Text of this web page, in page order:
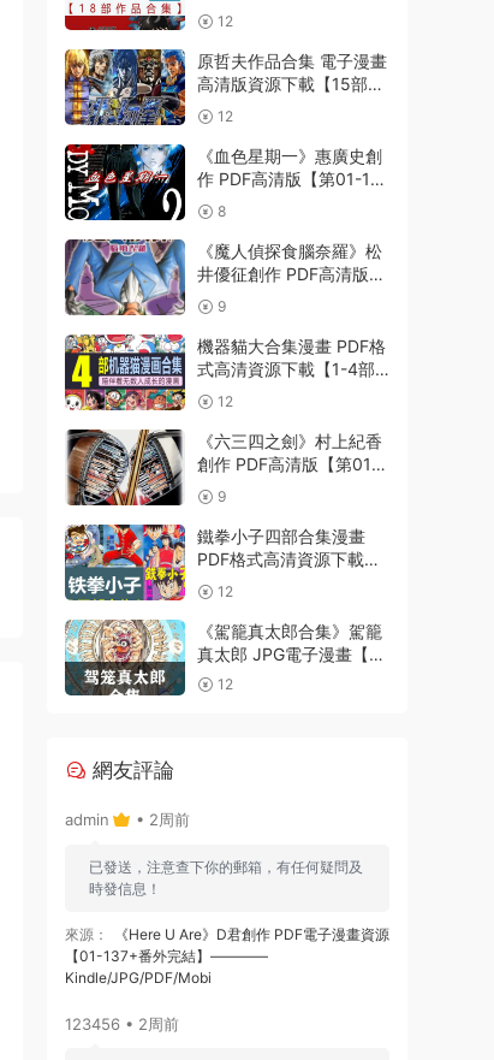
完結】Kindle電子漫畫資
源精品
12
原哲夫作品合集 電子漫畫
高清版資源下載【15部合
集完結】【PDF格式】
【電子版漫畫】
12
《血色星期一》惠廣史創
作 PDF高清版【第01-11
卷完結】
8
《魔人偵探食腦奈羅》松
井優征創作 PDF高清版
【第01-23卷完結】
9
機器貓大合集漫畫 PDF格
式高清資源下載【1-4部
合集完結】Kindle電子漫
畫資源精品
12
《六三四之劍》村上紀香
創作 PDF高清版【第01-
24卷完結】
9
鐵拳小子四部合集漫畫
PDF格式高清資源下載
【1-4部合集完結】Kindle
電子漫畫資源精品
12
《駕籠真太郎合集》駕籠
真太郎 JPG電子漫畫【全
系完結】————
12
網友評論
admin • 2周前
已發送，注意查下你的郵箱，有任何疑問及
時發信息！
來源：
《Here U Are》D君創作 PDF電子漫畫資源
【01-137+番外完結】————
Kindle/JPG/PDF/Mobi
123456 • 2周前